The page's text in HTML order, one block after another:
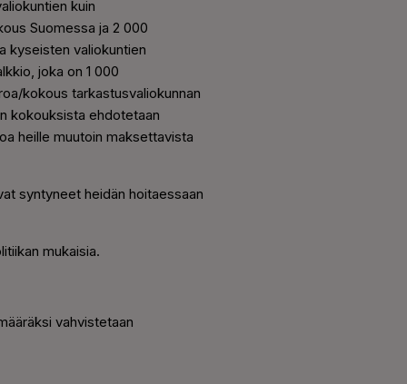
kuin
Suomessa ja 2 000
kyseisten valiokuntien
joka on 1 000
kokous tarkastusvaliokunnan
kokouksista ehdotetaan
heille muutoin maksettavista
syntyneet heidän hoitaessaan
mukaisia.
vahvistetaan